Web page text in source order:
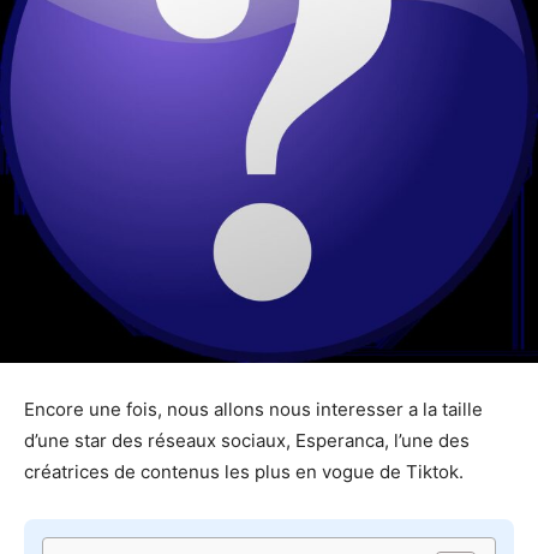
Encore une fois, nous allons nous interesser a la taille
d’une star des réseaux sociaux, Esperanca, l’une des
créatrices de contenus les plus en vogue de Tiktok.